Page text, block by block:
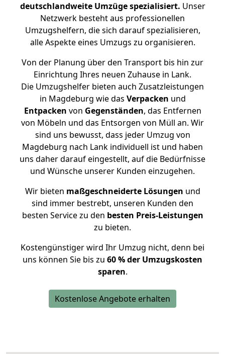
deutschlandweite Umzüge spezialisiert. Unser
Netzwerk besteht aus professionellen
Umzugshelfern, die sich darauf spezialisieren,
alle Aspekte eines Umzugs zu organisieren.
Von der Planung über den Transport bis hin zur
Einrichtung Ihres neuen Zuhause in Lank.
Die Umzugshelfer bieten auch Zusatzleistungen
in Magdeburg wie das Verpacken und
Entpacken von Gegenständen, das Entfernen
von Möbeln und das Entsorgen von Müll an. Wir
sind uns bewusst, dass jeder Umzug von
Magdeburg nach Lank individuell ist und haben
uns daher darauf eingestellt, auf die Bedürfnisse
und Wünsche unserer Kunden einzugehen.
Wir bieten maßgeschneiderte Lösungen und
sind immer bestrebt, unseren Kunden den
besten Service zu den besten Preis-Leistungen
zu bieten.
Kostengünstiger wird Ihr Umzug nicht, denn bei
uns können Sie bis zu 60 % der Umzugskosten
sparen.
Kostenlose Angebote erhalten